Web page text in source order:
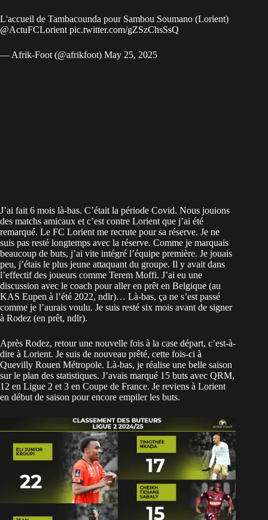
L'accueil de Tambacounda pour Sambou Soumano (Lorient)
@ActuFCLorient pic.twitter.com/gZSzChsSsQ
— Afrik-Foot (@afrikfoot) May 25, 2025
J’ai fait 6 mois là-bas. C’était la période Covid. Nous jouions
des matchs amicaux et c’est contre Lorient que j’ai été
remarqué. Le FC Lorient me recrute pour sa réserve. Je ne
suis pas resté longtemps avec la réserve. Comme je marquais
beaucoup de buts, j’ai vite intégré l’équipe première. Je jouais
peu, j’étais le plus jeune attaquant du groupe. Il y avait dans
l’effectif des joueurs comme Terem Moffi. J’ai eu une
discussion avec le coach pour aller en prêt en Belgique (au
KAS Eupen à l’été 2022, ndlr)… Là-bas, ça ne s’est passé
comme je l’aurais voulu. Je suis resté six mois avant de signer
à Rodez (en prêt, ndlr).
Après Rodez, retour une nouvelle fois à la case départ, c’est-à-
dire à Lorient. Je suis de nouveau prêté, cette fois-ci à
Quevilly Rouen Métropole. Là-bas, je réalise une belle saison
sur le plan des statistiques. J’avais marqué 15 buts avec QRM,
12 en Ligue 2 et 3 en Coupe de France. Je reviens à Lorient
en début de saison pour encore empiler les buts.